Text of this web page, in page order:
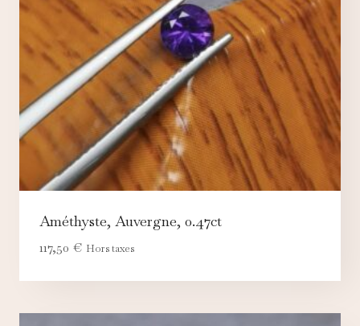
Améthyste, Auvergne, 0.47ct
117,50 € Hors taxes